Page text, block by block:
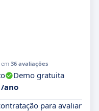
36 avaliações
Demo gratuita
/ano
para avaliar